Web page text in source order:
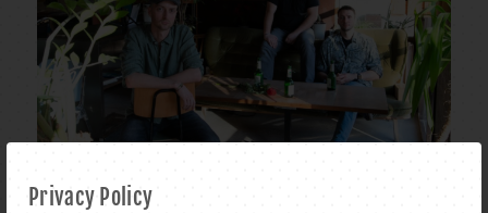
Privacy Policy